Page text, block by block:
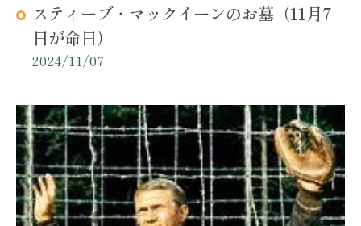
スティーブ・マックイーンのお墓（11月7
日が命日）
2024/11/07